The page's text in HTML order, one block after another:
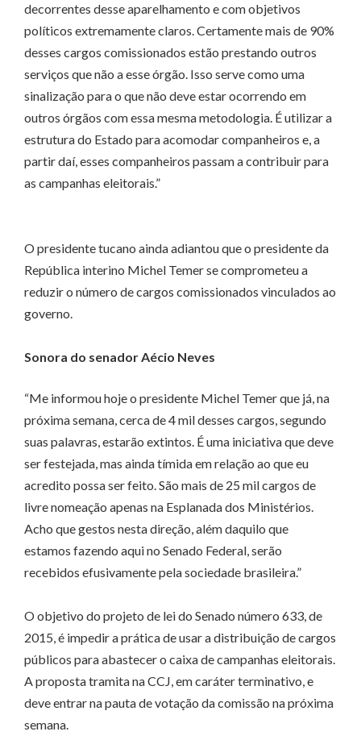
decorrentes desse aparelhamento e com objetivos
políticos extremamente claros. Certamente mais de 90%
desses cargos comissionados estão prestando outros
serviços que não a esse órgão. Isso serve como uma
sinalização para o que não deve estar ocorrendo em
outros órgãos com essa mesma metodologia. É utilizar a
estrutura do Estado para acomodar companheiros e, a
partir daí, esses companheiros passam a contribuir para
as campanhas eleitorais.”
O presidente tucano ainda adiantou que o presidente da
República interino Michel Temer se comprometeu a
reduzir o número de cargos comissionados vinculados ao
governo.
Sonora do senador Aécio Neves
“Me informou hoje o presidente Michel Temer que já, na
próxima semana, cerca de 4 mil desses cargos, segundo
suas palavras, estarão extintos. É uma iniciativa que deve
ser festejada, mas ainda tímida em relação ao que eu
acredito possa ser feito. São mais de 25 mil cargos de
livre nomeação apenas na Esplanada dos Ministérios.
Acho que gestos nesta direção, além daquilo que
estamos fazendo aqui no Senado Federal, serão
recebidos efusivamente pela sociedade brasileira.”
O objetivo do projeto de lei do Senado número 633, de
2015, é impedir a prática de usar a distribuição de cargos
públicos para abastecer o caixa de campanhas eleitorais.
A proposta tramita na CCJ, em caráter terminativo, e
deve entrar na pauta de votação da comissão na próxima
semana.